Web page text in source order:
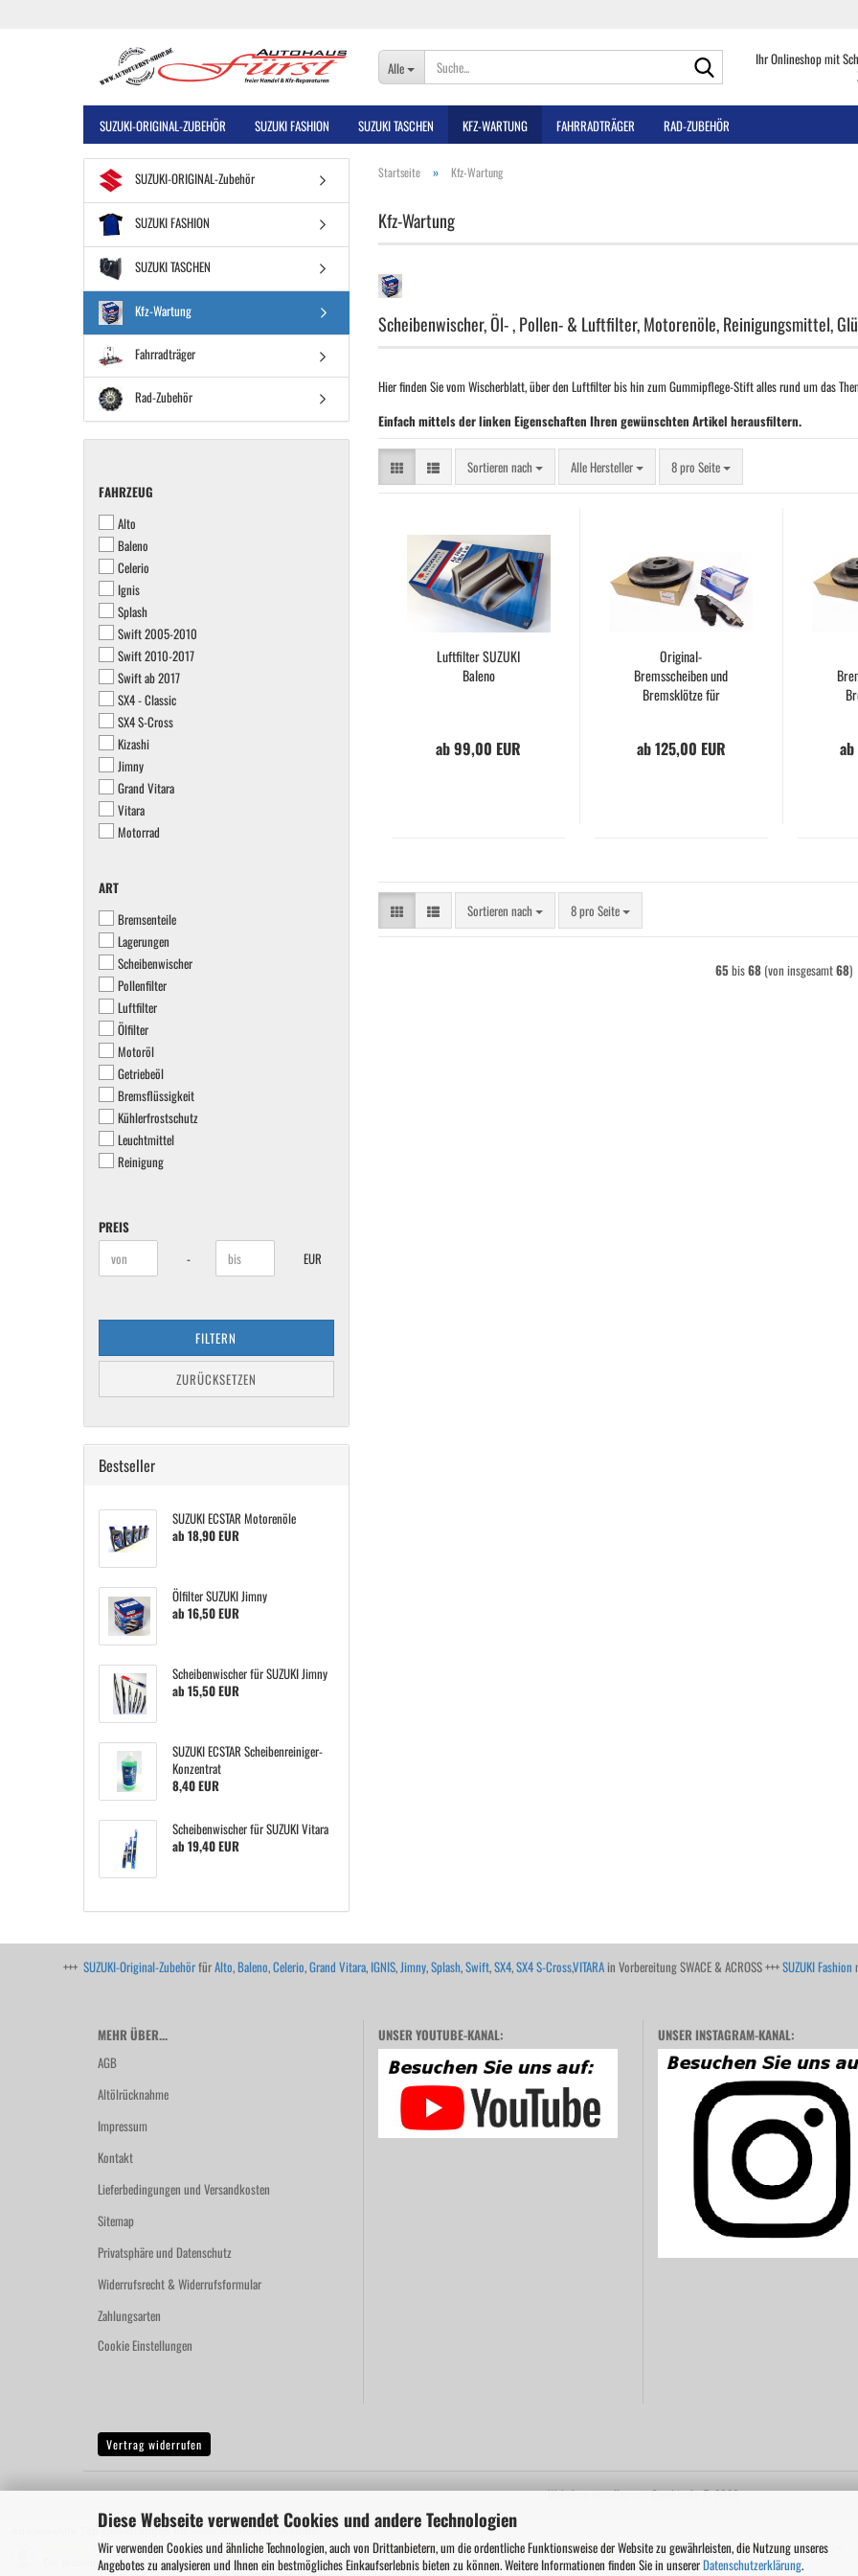
Diese Webseite verwendet Cookies und andere Technologien
Wir verwenden Cookies und ähnliche Technologien, auch von Drittanbietern, um die ordentliche Funktionsweise der Website zu gewährleisten, die Nutzung unseres
Angebotes zu analysieren und Ihnen ein bestmögliches Einkaufserlebnis bieten zu können. Weitere Informationen finden Sie in unsererDatenschutzerklärung.
Alle
Ihr Onlineshop mit
SUZUKI-ORIGINAL-ZUBEHÖR SUZUKI FASHION SUZUKI TASCHEN KFZ-WARTUNG FAHRRADTRÄGER RAD-ZUBEHÖR
Startseite » Kfz-Wartung
Kfz-Wartung
Scheibenwischer, Öl- , Pollen- & Luftfilter, Motorenöle, Reinigungsmittel,
Hier finden Sie vom Wischerblatt, über den Luftfilter bis hin zum Gummipflege-Stift alles rund um das
Einfach mittels der linken Eigenschaften Ihren gewünschten Artikel herausfiltern.
Sortieren nach
Sortieren nach Alle Hersteller 8 pro Seite
pro Seite
Luftfilter SUZUKI
Baleno
ab 99,00 EUR
Original-
Bremsscheiben und
Bremsklötze für
ab 125,00 EUR
Sortieren nach
Sortieren nach 8 pro Seite
pro Seite
65bis68(von insgesamt68)
SUZUKI-ORIGINAL-Zubehör
SUZUKI FASHION
SUZUKI TASCHEN
Kfz-Wartung
Fahrradträger
Rad-Zubehör
FAHRZEUG
FAHRZEUG
Alto
Baleno
Celerio
Ignis
Splash
Swift 2005-2010
Swift 2010-2017
Swift ab 2017
SX4 - Classic
SX4 S-Cross
Kizashi
Jimny
Grand Vitara
Vitara
Motorrad
ART
ART
Bremsenteile
Lagerungen
Scheibenwischer
Pollenfilter
Luftfilter
Ölfilter
Motoröl
Getriebeöl
Bremsflüssigkeit
Kühlerfrostschutz
Leuchtmittel
Reinigung
PREIS
Preis bis
- EUR
FILTERN
ZURÜCKSETZEN
Bestseller
SUZUKI ECSTAR Motorenöle
ab 18,90 EUR
Ölfilter SUZUKI Jimny
ab 16,50 EUR
Scheibenwischer für SUZUKI Jimny
ab 15,50 EUR
SUZUKI ECSTAR Scheibenreiniger-
Konzentrat
8,40 EUR
Scheibenwischer für SUZUKI Vitara
ab 19,40 EUR
+++ SUZUKI-Original-ZubehörfürAlto,Baleno,Celerio,Grand Vitara, IGNIS,Jimny,Splash,Swift,SX4,SX4 S-Cross,VITARAin Vorbereitung SWACE & ACROSS +++SUZUKI Fashion
MEHR ÜBER...
AGB
Altölrücknahme
Impressum
Kontakt
Lieferbedingungen und Versandkosten
Sitemap
Privatsphäre und Datenschutz
Widerrufsrecht & Widerrufsformular
Zahlungsarten
Cookie Einstellungen
UNSER YOUTUBE-KANAL: UNSER INSTAGRAM-KANAL:
Vertrag widerrufen
Webshop erstellenmit Gambio.de © 2026
Ausgewählte Top-Bewertungen für www.autofuerst-shop.de/
07.08.26▼
Die problemlose Abwicklung
06.08.26▼
Richtige
28.07.26▼ 27.07.26▼ 27.07.26